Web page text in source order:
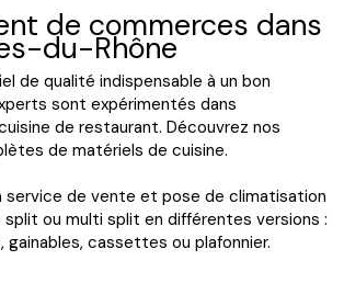
de commerces dans
du-Rhône
de qualité indispensable à un bon
sont expérimentés dans
de restaurant. Découvrez nos
de matériels de cuisine.
service de vente et pose de climatisation
ou multi split en différentes versions :
gainables, cassettes ou plafonnier.